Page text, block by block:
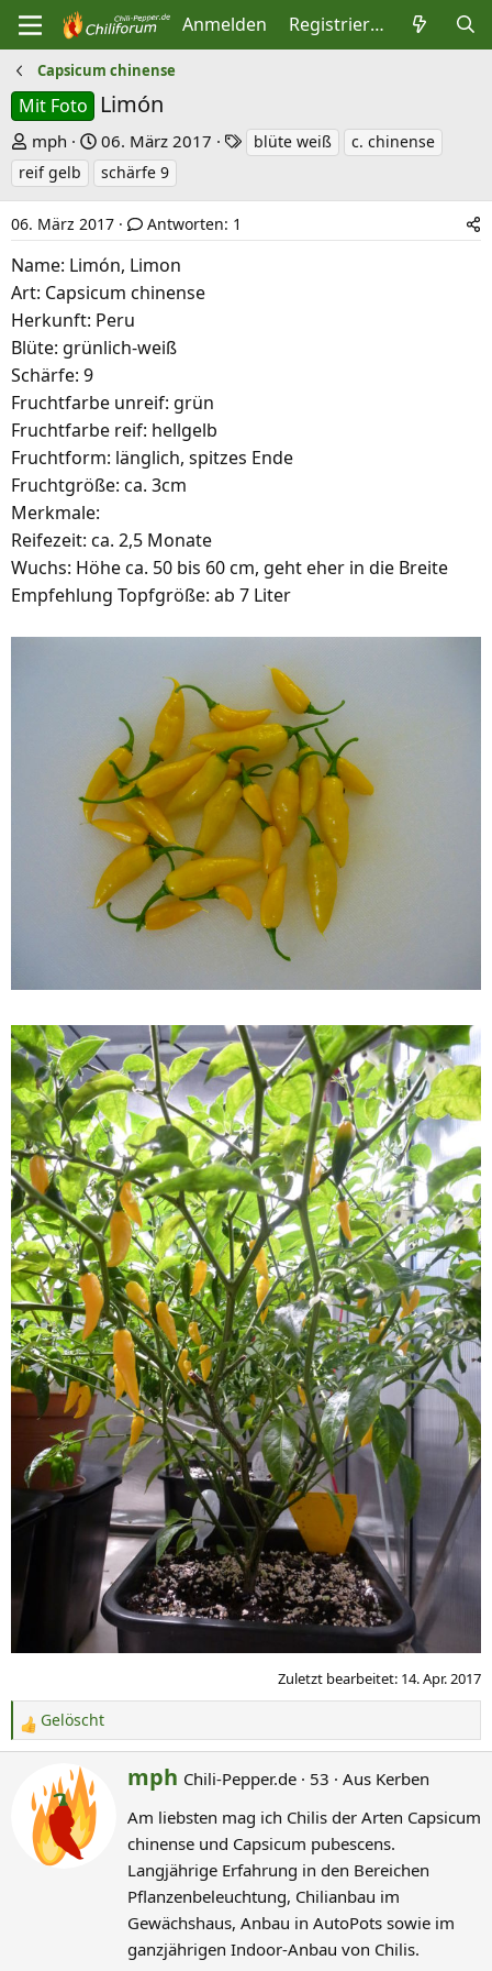
Anmelden Registrieren
Capsicum chinense
Mit Foto Limón
E
r
s
e
l
l
e
r
mph
E
r
s
t
e
l
l
t
a
06. März 2017
a
blüte weiß
c. chinense
reif gelb
schärfe 9
06. März 2017 Antworten: 1
Name: Limón, Limon
Art: Capsicum chinense
Herkunft: Peru
Blüte: grünlich-weiß
Schärfe: 9
Fruchtfarbe unreif: grün
Fruchtfarbe reif: hellgelb
Fruchtform: länglich, spitzes Ende
Fruchtgröße: ca. 3cm
Merkmale:
Reifezeit: ca. 2,5 Monate
Wuchs: Höhe ca. 50 bis 60 cm, geht eher in die Breite
Empfehlung Topfgröße: ab 7 Liter
Zuletzt bearbeitet: 14. Apr. 2017
R
e
Gelöscht
G
s
c
h
r
i
e
mph Chili-Pepper.de · 53 · Aus Kerben
Am liebsten mag ich Chilis der Arten Capsicum
chinense und Capsicum pubescens.
Langjährige Erfahrung in den Bereichen
Pflanzenbeleuchtung, Chilianbau im
Gewächshaus, Anbau in AutoPots sowie im
ganzjährigen Indoor-Anbau von Chilis.